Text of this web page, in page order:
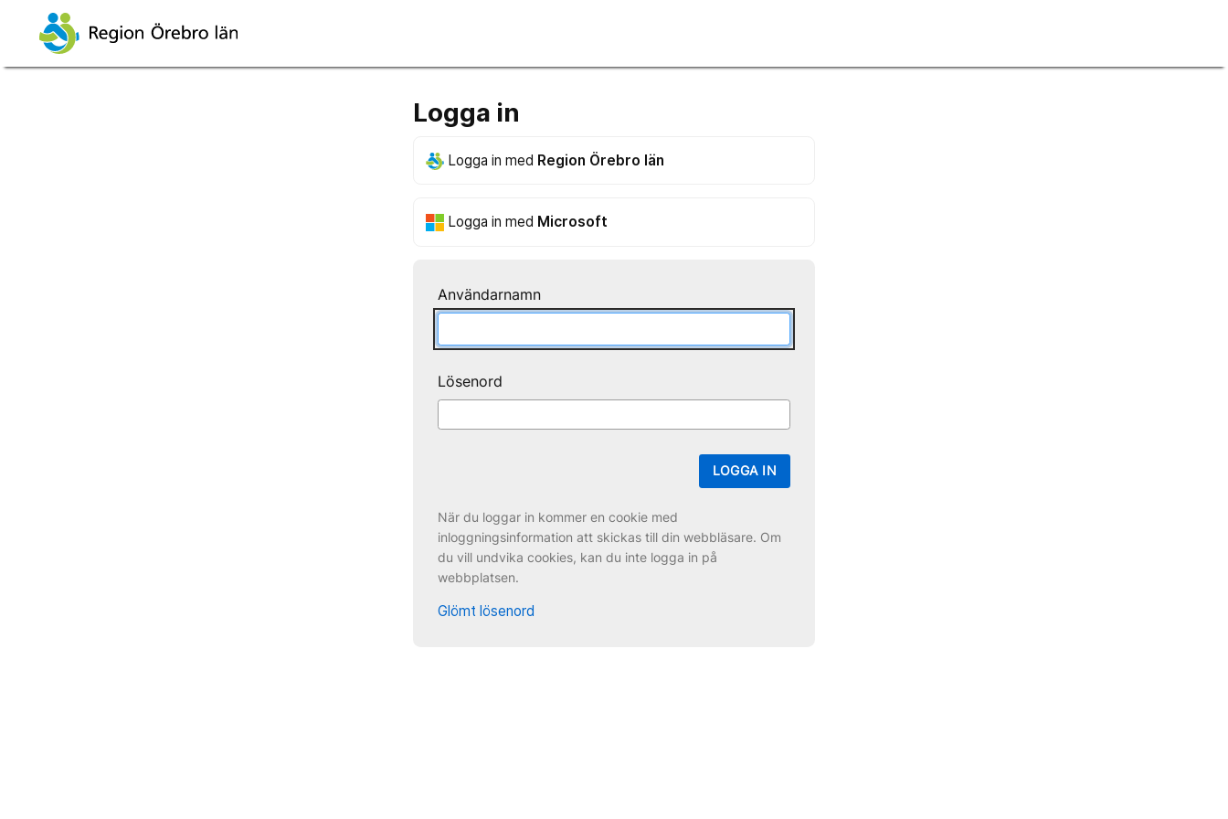
Logga in
Logga in med Region Örebro län
Logga in med Microsoft
Användarnamn
Lösenord
LOGGA IN
När du loggar in kommer en cookie med
inloggningsinformation att skickas till din webbläsare. Om
du vill undvika cookies, kan du inte logga in på
webbplatsen.
Glömt lösenord